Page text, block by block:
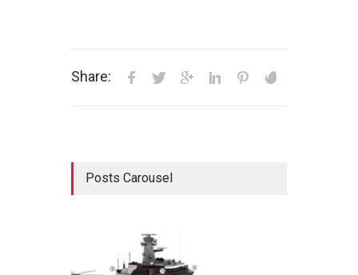
Share:
Posts Carousel